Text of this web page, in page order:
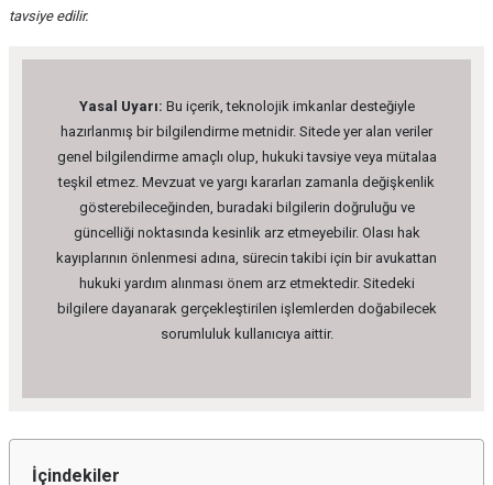
tavsiye edilir.
Yasal Uyarı: Bu içerik, teknolojik imkanlar desteğiyle
hazırlanmış bir bilgilendirme metnidir. Sitede yer alan veriler
genel bilgilendirme amaçlı olup, hukuki tavsiye veya mütalaa
teşkil etmez. Mevzuat ve yargı kararları zamanla değişkenlik
gösterebileceğinden, buradaki bilgilerin doğruluğu ve
güncelliği noktasında kesinlik arz etmeyebilir. Olası hak
kayıplarının önlenmesi adına, sürecin takibi için bir avukattan
hukuki yardım alınması önem arz etmektedir. Sitedeki
bilgilere dayanarak gerçekleştirilen işlemlerden doğabilecek
sorumluluk kullanıcıya aittir.
İçindekiler